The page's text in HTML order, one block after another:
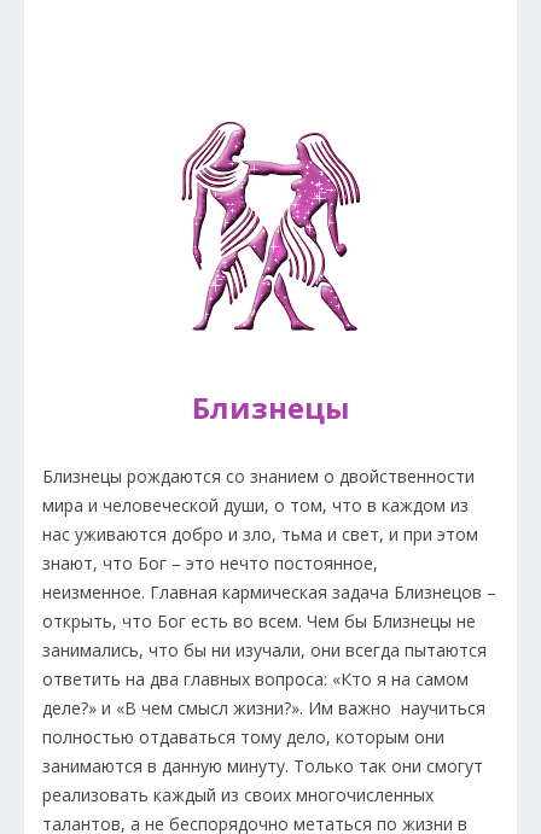
Близнецы
Близнецы рождаются со знанием о двойственности
мира и человеческой души, о том, что в каждом из
нас уживаются добро и зло, тьма и свет, и при этом
знают, что Бог – это нечто постоянное,
неизменное. Главная кармическая задача Близнецов –
открыть, что Бог есть во всем. Чем бы Близнецы не
занимались, что бы ни изучали, они всегда пытаются
ответить на два главных вопроса: «Кто я на самом
деле?» и «В чем смысл жизни?». Им важно научиться
полностью отдаваться тому дело, которым они
занимаются в данную минуту. Только так они смогут
реализовать каждый из своих многочисленных
талантов, а не беспорядочно метаться по жизни в